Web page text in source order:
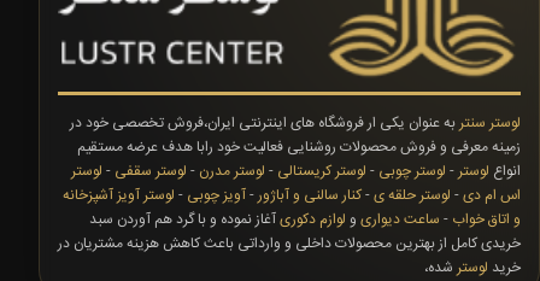
لوستر سنتر به عنوان یکی ار فروشگاه های اینترنتی ایران،فروش تخصصی خود در
زمینه معرفی و فروش محصولات روشنایی فعالیت خود رابا هدف عرضه مستقیم
انواع لوستر - لوستر چوبی - لوستر کریستالی - لوستر مدرن - لوستر سقفی - لوستر
اس ام دی- لوستر حلقه ی-کنار سالنی و آباژور-آویز چوبی - لوستر آویز آشپزخانه
و اتاق خواب - ساعت دیواری و لوازم دکوریآغاز نموده و با گرد هم آوردن سبد
خریدی کامل از بهترین محصولات داخلی و وارداتی باعث کاهش هزینه مشتریان در
خرید لوستر شده،